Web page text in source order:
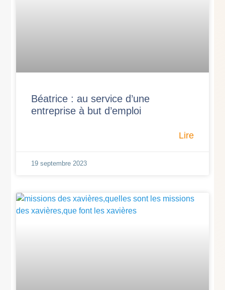
Béatrice : au service d’une
entreprise à but d’emploi
Lire
19 septembre 2023